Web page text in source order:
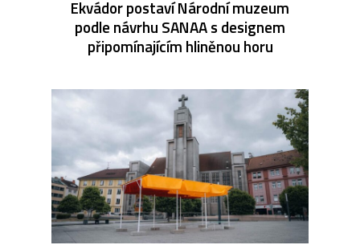
Ekvádor postaví Národní muzeum
podle návrhu SANAA s designem
připomínajícím hliněnou horu